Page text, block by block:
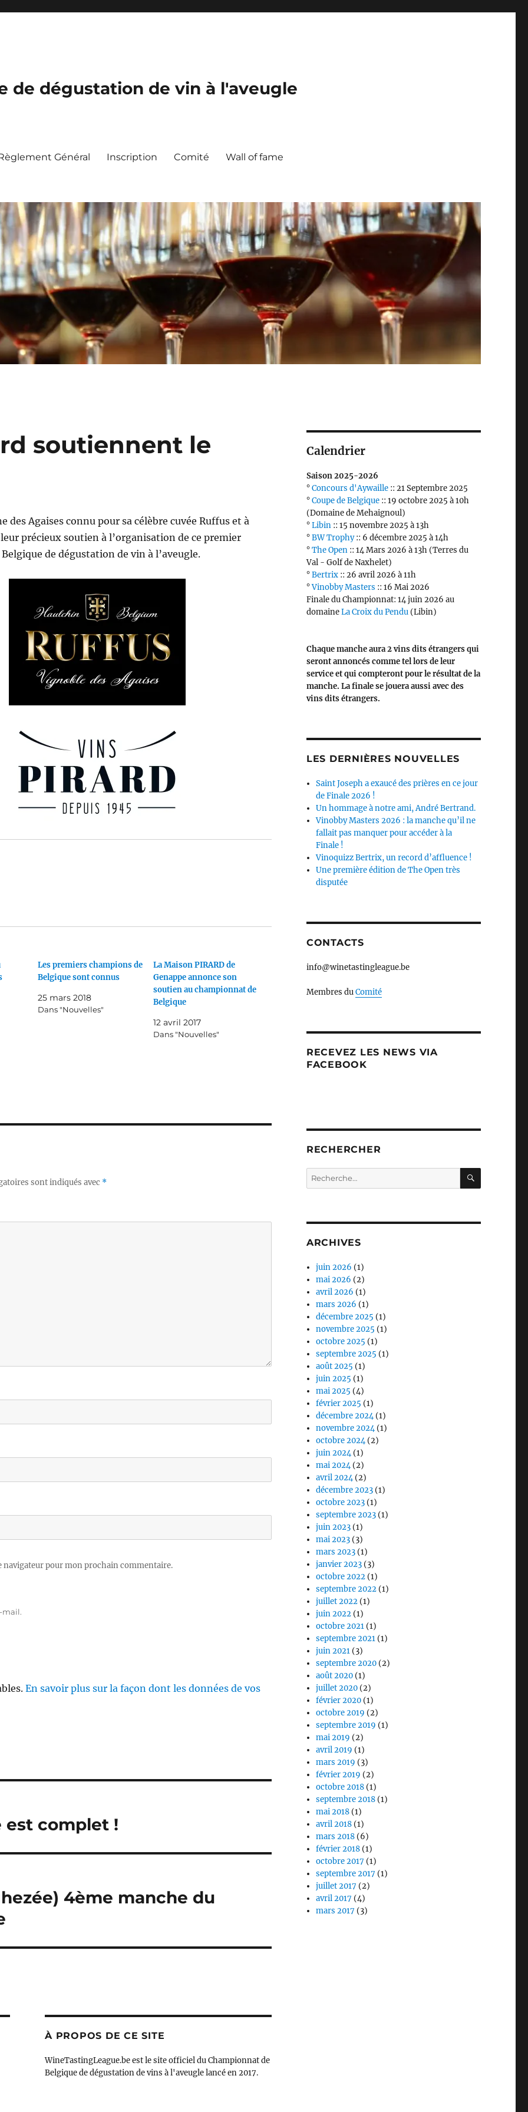
de dégustation de vin à l'aveugle
Général Inscription Comité Wall of fame
soutiennent le
des Agaises connu pour sa célèbre cuvée Ruffus et à
précieux soutien à l’organisation de ce premier
de dégustation de vin à l’aveugle.
Les premiers champions de
Belgique sont connus
25 mars 2018
Dans "Nouvelles"
La Maison PIRARD de
Genappe annonce son
soutien au championnat de
Belgique
12 avril 2017
Dans "Nouvelles"
sont indiqués avec *
pour mon prochain commentaire.
mail.
En savoir plus sur la façon dont les données de vos
est complet !
4ème manche du
À PROPOS DE CE SITE
WineTastingLeague.be est le site officiel du Championnat de
Belgique de dégustation de vins à l'aveugle lancé en 2017.
Calendrier
Saison 2025-2026
°Concours d'Aywaille:: 21 Septembre 2025
°Coupe de Belgique:: 19 octobre 2025 à 10h
(Domaine de Mehaignoul)
°Libin:: 15 novembre 2025 à 13h
°BW Trophy:: 6 décembre 2025 à 14h
°The Open:: 14 Mars 2026 à 13h (Terres du
Val - Golf de Naxhelet)
°Bertrix:: 26 avril 2026 à 11h
°Vinobby Masters :: 16 Mai 2026
Finale du Championnat: 14 juin 2026 au
domaineLa Croix du Pendu(Libin)
Chaque manche aura 2 vins dits étrangers qui
seront annoncés comme tel lors de leur
service et qui compteront pour le résultat de la
manche. La finale se jouera aussi avec des
vins dits étrangers.
LES DERNIÈRES NOUVELLES
Saint Joseph a exaucé des prières en ce jour
de Finale 2026 !
Un hommage à notre ami, André Bertrand.
Vinobby Masters 2026 : la manche qu’il ne
fallait pas manquer pour accéder à la
Finale !
Vinoquizz Bertrix, un record d’affluence !
Une première édition de The Open très
disputée
CONTACTS
info@winetastingleague.be
Membres duComité
RECEVEZ LES NEWS VIA
FACEBOOK
RECHERCHER
Recherche
pour :
ARCHIVES
juin 2026 (1)
mai 2026 (2)
avril 2026 (1)
mars 2026 (1)
décembre 2025 (1)
novembre 2025 (1)
octobre 2025 (1)
septembre 2025 (1)
août 2025 (1)
juin 2025 (1)
mai 2025 (4)
février 2025 (1)
décembre 2024(1)
novembre 2024(1)
octobre 2024(2)
juin 2024(1)
mai 2024(2)
avril 2024(2)
décembre 2023 (1)
octobre 2023 (1)
septembre 2023 (1)
juin 2023 (1)
mai 2023 (3)
mars 2023 (1)
janvier 2023 (3)
octobre 2022 (1)
septembre 2022 (1)
juillet 2022 (1)
juin 2022 (1)
octobre 2021 (1)
septembre 2021 (1)
juin 2021 (3)
septembre 2020 (2)
août 2020 (1)
juillet 2020 (2)
février 2020 (1)
octobre 2019 (2)
septembre 2019 (1)
mai 2019 (2)
avril 2019 (1)
mars 2019 (3)
février 2019 (2)
octobre 2018 (1)
septembre 2018 (1)
mai 2018 (1)
avril 2018 (1)
mars 2018 (6)
février 2018 (1)
octobre 2017 (1)
septembre 2017 (1)
juillet 2017 (2)
avril 2017 (4)
mars 2017 (3)